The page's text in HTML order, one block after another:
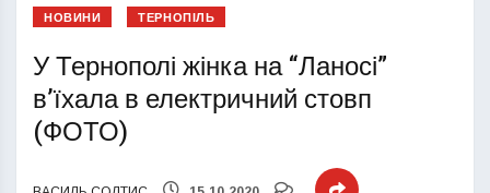
НОВИНИ ТЕРНОПІЛЬ
У Тернополі жінка на “Ланосі”
в’їхала в електричний стовп
(ФОТО)